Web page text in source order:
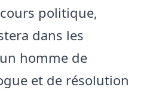
politique,
dans les
homme de
et de résolution